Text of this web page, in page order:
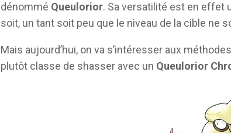
dénommé Queulorior. Sa versatilité est en effet
soit, un tant soit peu que le niveau de la cible ne
Mais aujourd’hui, on va s’intéresser aux
plutôt classe de shasser avec un Queulorior